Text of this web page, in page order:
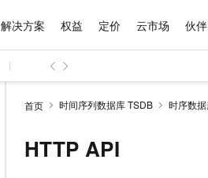
解决方案 权益 定价 云市场 伙伴
首页 时间序列数据库 TSDB 时序数
HTTP API
千问AI平台
精选产品
精选解决方案
普惠上云
产品定价
了解云产品的定价详情
云上成本管理
精选商城
多端小程序
成为销售伙伴
咨询伙伴
售前咨询
为什么选择阿里云
技术领先